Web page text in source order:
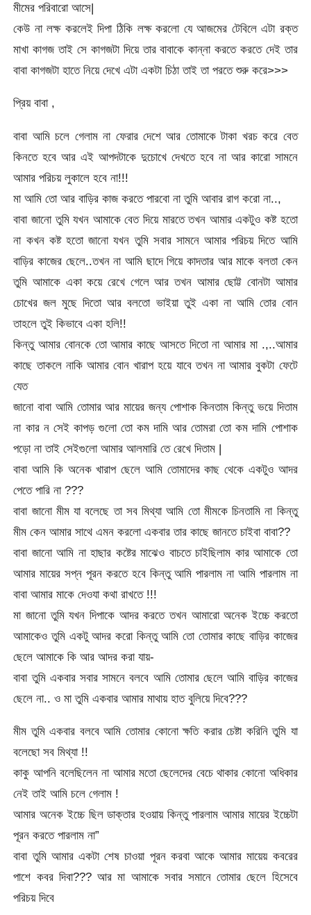
মীমের পরিবারো আসে|
কেউ না লক্ষ করলেই দিপা ঠিকি লক্ষ করলো যে আজমের টেবিলে এটা রক্ত
মাখা কাগজ তাই সে কাগজটা দিয়ে তার বাবাকে কান্না করতে করতে দেই তার
বাবা কাগজটা হাতে নিয়ে দেখে এটা একটা চিঠা তাই তা পরতে শুরু করে>>>
প্রিয় বাবা ,
বাবা আমি চলে গেলাম না ফেরার দেশে আর তোমাকে টাকা খরচ করে বেত
কিনতে হবে আর এই আপদটাকে দুচোখে দেখতে হবে না আর কারো সামনে
আমার পরিচয় লুকালে হবে না!!!
মা আমি তো আর বাড়ির কাজ করতে পারবো না তুমি আবার রাগ করো না..,
বাবা জানো তুমি যখন আমাকে বেত দিয়ে মারতে তখন আমার একটুও কষ্ট হতো
না কখন কষ্ট হতো জানো যখন তুমি সবার সামনে আমার পরিচয় দিতে আমি
বাড়ির কাজের ছেলে..তখন না আমি ছাদে গিয়ে কাদতার আর মাকে বলতা কেন
তুমি আমাকে একা কয়ে রেখে গেলে আর তখন আমার ছোট্ট বোনটা আমার
চোখের জল মুছে দিতো আর বলতো ভাইয়া তুই একা না আমি তোর বোন
তাহলে তুই কিভাবে একা হলি!!
কিন্তু আমার বোনকে তো আমার কাছে আসতে দিতো না আমার মা .,..আমার
কাছে তাকলে নাকি আমার বোন খারাপ হয়ে যাবে তখন না আমার বুকটা ফেটে
যেত
জানো বাবা আমি তোমার আর মায়ের জন্য পোশাক কিনতাম কিন্তু ভয়ে দিতাম
না কার ন সেই কাপড় গুলো তো কম দামি আর তোমরা তো কম দামি পোশাক
পড়ো না তাই সেইগুলো আমার আলমারি তে রেখে দিতাম |
বাবা আমি কি অনেক খারাপ ছেলে আমি তোমাদের কাছ থেকে একটুও আদর
পেতে পারি না ???
বাবা জানো মীম যা বলেছে তা সব মিথ্যা আমি তো মীমকে চিনতামি না কিন্তু
মীম কেন আমার সাথে এমন করলো একবার তার কাছে জানতে চাইবা বাবা??
বাবা জানো আমি না হাছার কষ্টের মাঝেও বাচতে চাইছিলাম কার আমাকে তো
আমার মায়ের সপ্ন পূরন করতে হবে কিন্তু আমি পারলাম না আমি পারলাম না
বাবা আমার মাকে দেওযা কথা রাখতে !!!
মা জানো তুমি যখন দিপাকে আদর করতে তখন আমারো অনেক ইচ্চে করতো
আমাকেও তুমি একটু আদর করো কিন্তু আমি তো তোমার কাছে বাড়ির কাজের
ছেলে আমাকে কি আর আদর করা যায়-
বাবা তুমি একবার সবার সামনে বলবে আমি তোমার ছেলে আমি বাড়ির কাজের
ছেলে না.. ও মা তুমি একবার আমার মাথায় হাত বুলিয়ে দিবে???
মীম তুমি একবার বলবে আমি তোমার কোনো ক্ষতি করার চেষ্টা করিনি তুমি যা
বলেছো সব মিথ্যা !!
কাকু আপনি বলেছিলেন না আমার মতো ছেলেদের বেচে থাকার কোনো অধিকার
নেই তাই আমি চলে গেলাম !
আমার অনেক ইচ্চে ছিল ডাক্তার হওয়ায় কিন্তু পারলাম আমার মায়ের ইচ্চেটা
পূরন করতে পারলাম না”
বাবা তুমি আমার একটা শেষ চাওয়া পূরন করবা আকে আমার মায়েয় কবরের
পাশে কবর দিবা??? আর মা আমাকে সবার সমানে তোমার ছেলে হিসেবে
পরিচয় দিবে